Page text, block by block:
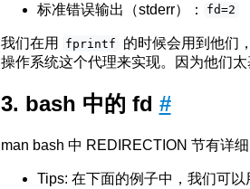
标准错误输出（stderr）： fd=2
我们在用 fprintf
的时候会用到他们
操作系统这个代理来实现。因为他们
bash 中的 fd #
man bash 中 REDIRECTION 节有详
Tips: 在下面的例子中，我们可以